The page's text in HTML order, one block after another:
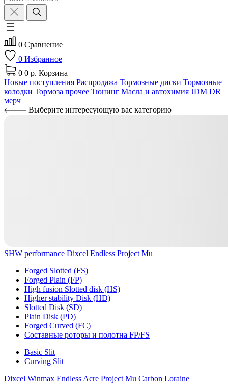
0 Сравнение
0 Избранное
0 0 р. Корзина
Новые поступления Распродажа Тормозные диски Тормозные
колодки Тормоза прочее Тюнинг Масла и автохимия JDM DR
мерч
Выберите интересующую вас категорию
SHW performance Dixcel Endless Project Mu
Forged Slotted (FS)
Forged Plain (FP)
High fusion Slotted disk (HS)
Higher stability Disk (HD)
Slotted Disk (SD)
Plain Disk (PD)
Forged Curved (FC)
Составные роторы и полотна FP/FS
Basic Slit
Curving Slit
Dixcel Winmax Endless Acre Project Mu Carbon Loraine